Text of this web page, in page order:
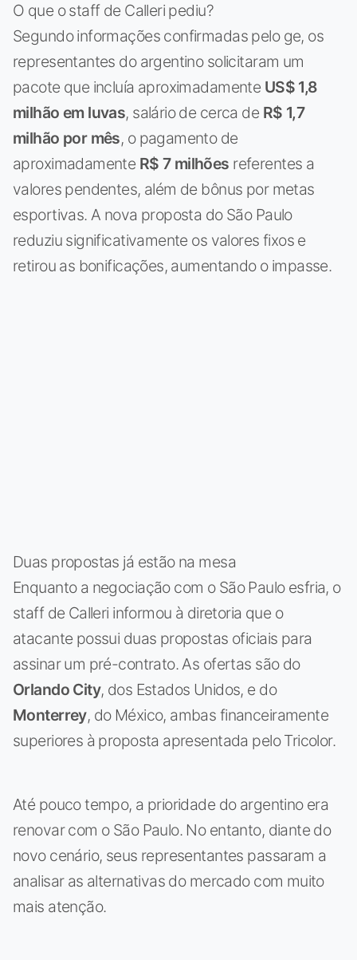
O que o staff de Calleri pediu?
Segundo informações confirmadas pelo ge, os
representantes do argentino solicitaram um
pacote que incluía aproximadamente US$ 1,8
milhão em luvas, salário de cerca de R$ 1,7
milhão por mês, o pagamento de
aproximadamente R$ 7 milhões referentes a
valores pendentes, além de bônus por metas
esportivas. A nova proposta do São Paulo
reduziu significativamente os valores fixos e
retirou as bonificações, aumentando o impasse.
Duas propostas já estão na mesa
Enquanto a negociação com o São Paulo esfria, o
staff de Calleri informou à diretoria que o
atacante possui duas propostas oficiais para
assinar um pré-contrato. As ofertas são do
Orlando City, dos Estados Unidos, e do
Monterrey, do México, ambas financeiramente
superiores à proposta apresentada pelo Tricolor.
Até pouco tempo, a prioridade do argentino era
renovar com o São Paulo. No entanto, diante do
novo cenário, seus representantes passaram a
analisar as alternativas do mercado com muito
mais atenção.